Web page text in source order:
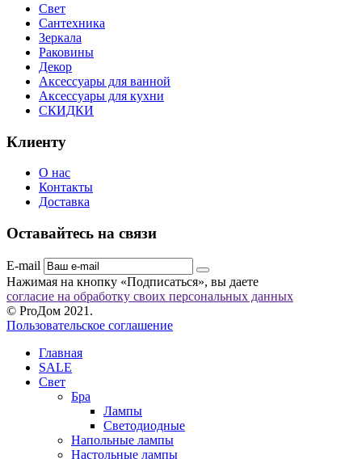
Свет
Сантехника
Зеркала
Раковины
Декор
Аксессуары для ванной
Аксессуары для кухни
СКИДКИ
Клиенту
О нас
Контакты
Доставка
Оставайтесь на связи
E-mail
Нажимая на кнопку «Подписаться», вы даете
согласие на обработку своих персональных данных
© ProДом 2021.
Пользовательское соглашение
Главная
SALE
Свет
Бра
Лампы
Светодиодные
Напольные лампы
Настольные лампы